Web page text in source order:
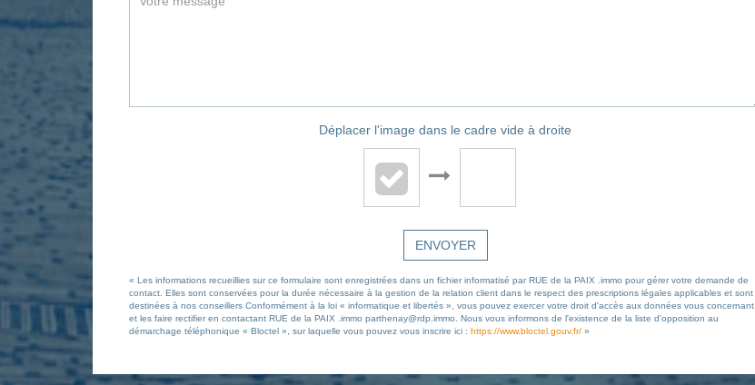
Déplacer l'image dans le cadre vide à droite
ENVOYER
« Les informations recueillies sur ce formulaire sont enregistrées dans un fichier informatisé par RUE de la PAIX .immo pour gérer votre demande de
contact. Elles sont conservées pour la durée nécessaire à la gestion de la relation client dans le respect des prescriptions légales applicables et sont
destinées à nos conseillers Conformément à la loi « informatique et libertés », vous pouvez exercer votre droit d'accès aux données vous concernant
et les faire rectifier en contactant RUE de la PAIX .immo parthenay@rdp.immo. Nous vous informons de l'existence de la liste d'opposition au
démarchage téléphonique « Bloctel », sur laquelle vous pouvez vous inscrire ici : https://www.bloctel.gouv.fr/ »